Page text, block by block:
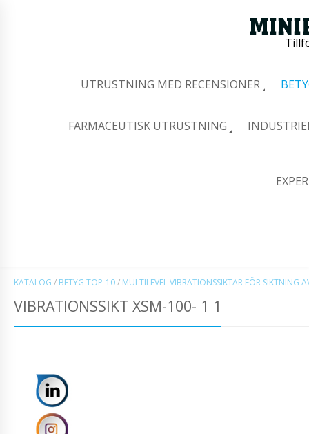
UTRUSTNING MED RECENSIONER
FARMACEUTISK UTRUSTNING
KATALOG / BETYG TOP-10/ MULTILEVEL VIBRATIONSSIKTAR FÖR SIKTNING
VIBRATIONSSIKT XSM-100- 1 1